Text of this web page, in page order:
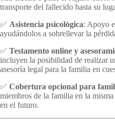
transporte del fallecido hasta su
✅ Asistencia psicológica: Apoyo
ayudándolos a sobrellevar la
✅ Testamento online y
incluyen la posibilidad de realizar
asesoría legal para la familia en
✅ Cobertura opcional para
miembros de la familia en la
en el futuro.